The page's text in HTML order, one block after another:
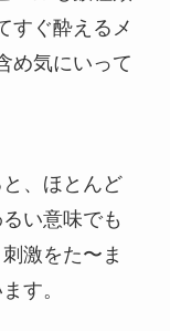
すぐ酔えるメ
め気にいって
、ほとんど
い意味でも
激をた〜ま
す。